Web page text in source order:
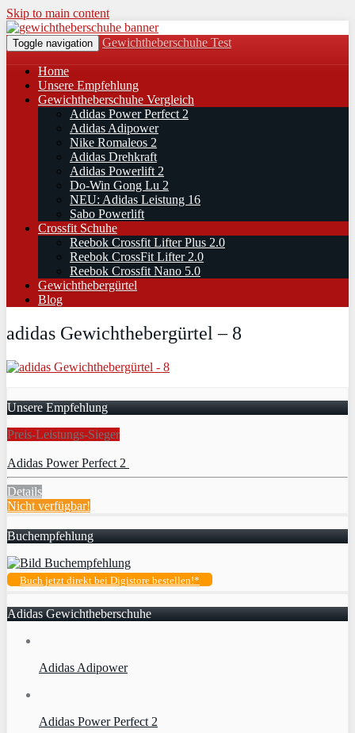
Skip to main content
Toggle navigation Gewichtheberschuhe Test
Home
Unsere Empfehlung
Gewichtheberschuhe Vergleich
Adidas Power Perfect 2
Adidas Adipower
Nike Romaleos 2
Adidas Drehkraft
Adidas Powerlift 2
Do-Win Gong Lu 2
NEU: Adidas Leistung 16
Sabo Powerlift
Crossfit Schuhe
Reebok Crossfit Lifter Plus 2.0
Reebok CrossFit Lifter 2.0
Reebok Crossfit Nano 5.0
Gewichthebergürtel
Blog
adidas Gewichthebergürtel – 8
Unsere Empfehlung
Preis-Leistungs-Sieger
Adidas Power Perfect 2
Details
Nicht verfügbar!
Buchempfehlung
Buch jetzt direkt bei Digistore bestellen!*
Adidas Gewichtheberschuhe
Adidas Adipower
Adidas Power Perfect 2